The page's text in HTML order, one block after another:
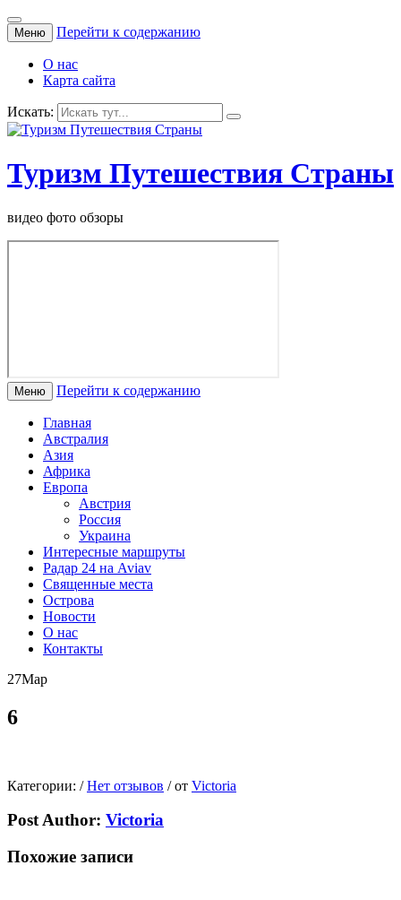
Меню Перейти к содержанию
О нас
Карта сайта
Искать:
Туризм Путешествия Страны
видео фото обзоры
Меню Перейти к содержанию
Главная
Австралия
Азия
Африка
Европа
Австрия
Россия
Украина
Интересные маршруты
Радар 24 на Aviav
Священные места
Острова
Новости
О нас
Контакты
27Мар
6
Категории: / Нет отзывов /от Victoria
Post Author: Victoria
Похожие записи